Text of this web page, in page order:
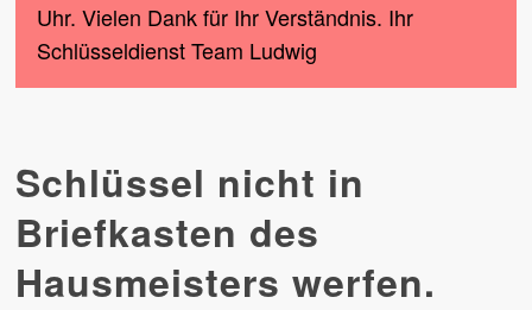
Uhr. Vielen Dank für Ihr Verständnis. Ihr
Schlüsseldienst Team Ludwig
Schlüssel nicht in
Briefkasten des
Hausmeisters werfen.